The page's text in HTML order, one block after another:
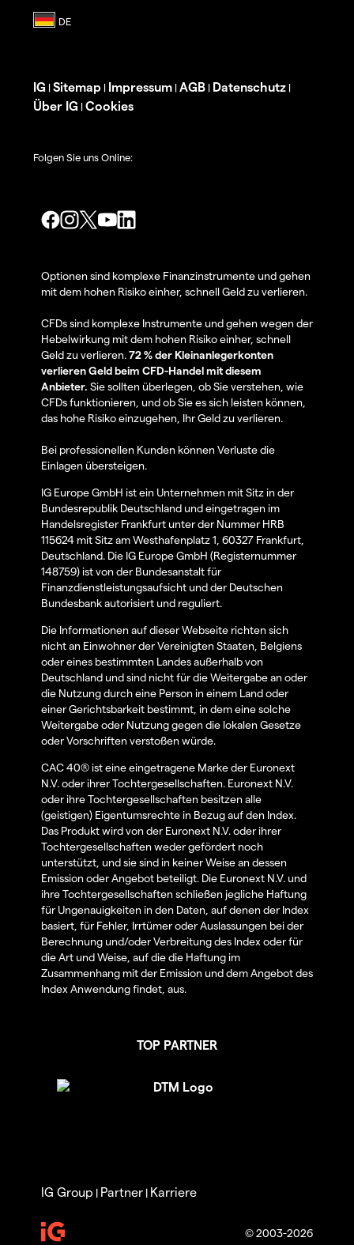
IG | Sitemap | Impressum | AGB | Datenschutz |
Über IG | Cookies
Folgen Sie uns Online:
Optionen sind komplexe Finanzinstrumente und gehen
mit dem hohen Risiko einher, schnell Geld zu verlieren.
CFDs sind komplexe Instrumente und gehen wegen der
Hebelwirkung mit dem hohen Risiko einher, schnell
Geld zu verlieren.72 % der Kleinanlegerkonten
verlieren Geld beim CFD-Handel mit diesem
Anbieter. Sie sollten überlegen, ob Sie verstehen, wie
CFDs funktionieren, und ob Sie es sich leisten können,
das hohe Risiko einzugehen, Ihr Geld zu verlieren.
Bei professionellen Kunden können Verluste die
Einlagen übersteigen.
IG Europe GmbH ist ein Unternehmen mit Sitz in der
Bundesrepublik Deutschland und eingetragen im
Handelsregister Frankfurt unter der Nummer HRB
115624 mit Sitz am Westhafenplatz 1, 60327 Frankfurt,
Deutschland. Die IG Europe GmbH (Registernummer
148759) ist von der Bundesanstalt für
Finanzdienstleistungsaufsicht und der Deutschen
Bundesbank autorisiert und reguliert.
Die Informationen auf dieser Webseite richten sich
nicht an Einwohner der Vereinigten Staaten, Belgiens
oder eines bestimmten Landes außerhalb von
Deutschland und sind nicht für die Weitergabe an oder
die Nutzung durch eine Person in einem Land oder
einer Gerichtsbarkeit bestimmt, in dem eine solche
Weitergabe oder Nutzung gegen die lokalen Gesetze
oder Vorschriften verstoßen würde.
CAC 40® ist eine eingetragene Marke der Euronext
N.V. oder ihrer Tochtergesellschaften. Euronext N.V.
oder ihre Tochtergesellschaften besitzen alle
(geistigen) Eigentumsrechte in Bezug auf den Index.
Das Produkt wird von der Euronext N.V. oder ihrer
Tochtergesellschaften weder gefördert noch
unterstützt, und sie sind in keiner Weise an dessen
Emission oder Angebot beteiligt. Die Euronext N.V. und
ihre Tochtergesellschaften schließen jegliche Haftung
für Ungenauigkeiten in den Daten, auf denen der Index
basiert, für Fehler, Irrtümer oder Auslassungen bei der
Berechnung und/oder Verbreitung des Index oder für
die Art und Weise, auf die die Haftung im
Zusammenhang mit der Emission und dem Angebot des
Index Anwendung findet, aus.
TOP PARTNER
© 2003-2026
IG Group | Partner | Karriere